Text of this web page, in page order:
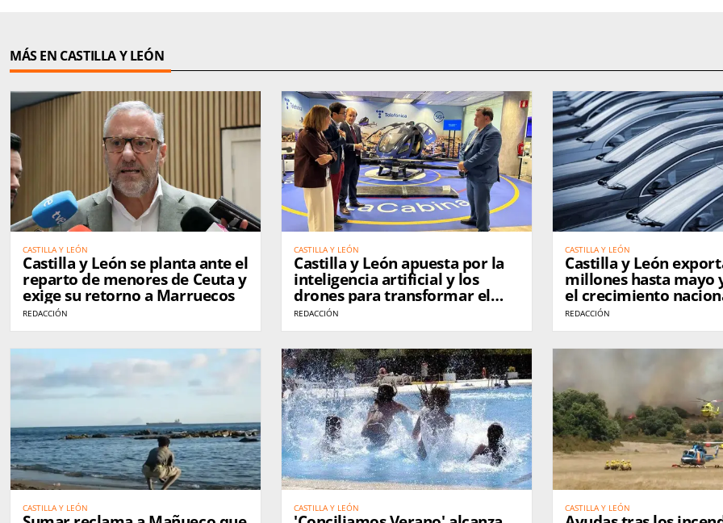
MÁS EN CASTILLA Y LEÓN
CASTILLA Y LEÓN
Castilla y León se planta ante el
reparto de menores de Ceuta y
exige su retorno a Marruecos
REDACCIÓN
CASTILLA Y LEÓN
Castilla y León apuesta por la
inteligencia artificial y los
drones para transformar el
campo
REDACCIÓN
CASTILLA Y LEÓN
Castilla y León
millones hasta mayo
el crecimiento
REDACCIÓN
CASTILLA Y LEÓN CASTILLA Y LEÓN CASTILLA Y LEÓN